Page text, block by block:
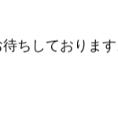
ちしております